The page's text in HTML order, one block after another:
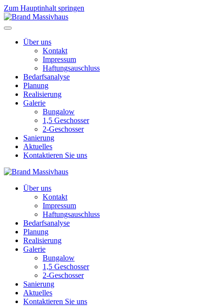
Zum Hauptinhalt springen
Über uns
Kontakt
Impressum
Haftungsauschluss
Bedarfsanalyse
Planung
Realisierung
Galerie
Bungalow
1,5 Geschosser
2-Geschosser
Sanierung
Aktuelles
Kontaktieren Sie uns
Über uns
Kontakt
Impressum
Haftungsauschluss
Bedarfsanalyse
Planung
Realisierung
Galerie
Bungalow
1,5 Geschosser
2-Geschosser
Sanierung
Aktuelles
Kontaktieren Sie uns